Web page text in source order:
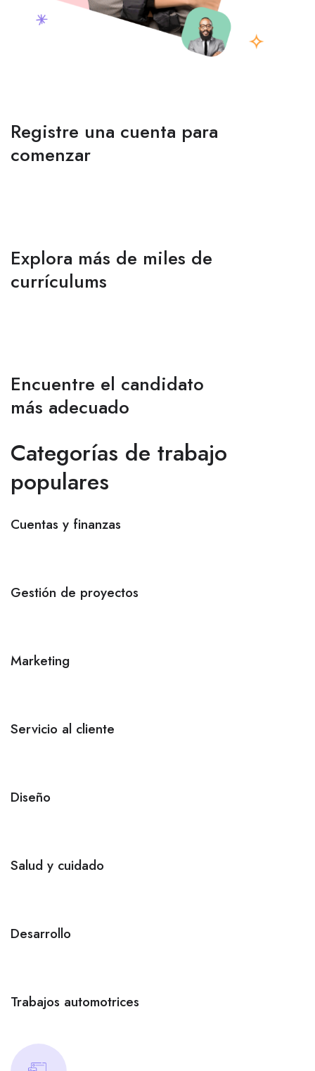
Registre una cuenta para
comenzar
Explora más de miles de
currículums
Encuentre el candidato
más adecuado
Categorías de trabajo
populares
Cuentas y finanzas
Gestión de proyectos
Marketing
Servicio al cliente
Diseño
Salud y cuidado
Desarrollo
Trabajos automotrices